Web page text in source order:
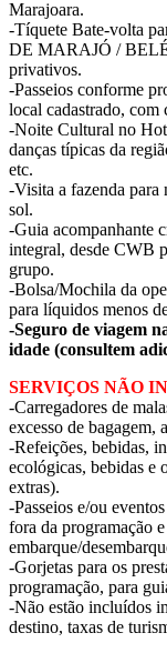
Marajoara.
-Tíquete Bate-volta
DE MARAJÓ /
privativos.
-Passeios conforme
local cadastrado, com
-Noite Cultural no
danças típicas da
etc.
-Visita a fazenda para
sol.
-Guia acompanhante
integral, desde CWB
grupo.
-Bolsa/Mochila da
para líquidos menos
-Seguro de viagem
idade (consultem
SERVIÇOS NÃO
-Carregadores de
excesso de bagagem,
-Refeições, bebidas,
ecológicas, bebidas e
extras).
-Passeios e/ou
fora da programação
embarque/
-Gorjetas para os
programação, para
-Não estão incluídos
destino, taxas de